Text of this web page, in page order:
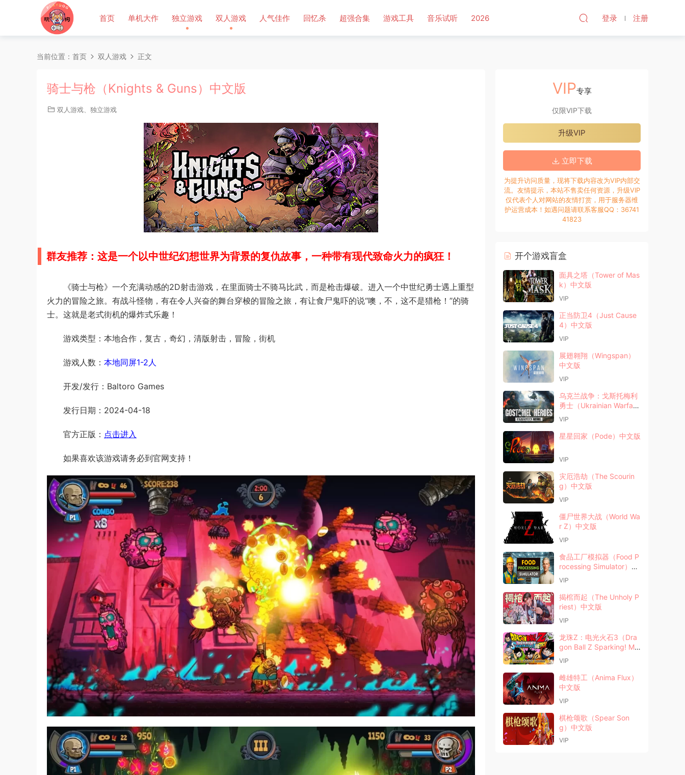
首页 单机大作 独立游戏 双人游戏 人气佳作 回忆杀 超强合集 游戏工具 音乐试听 2026 登录 注册
当前位置： 首页 双人游戏 正文
骑士与枪（Knights & Guns）中文版
双人游戏 独立游戏
群友推荐：这是一个以中世纪幻想世界为背景的复仇故事，一种带有现代致命火力的疯狂！
《骑士与枪》一个充满动感的2D射击游戏，在里面骑士不骑马比武，而是枪击爆破。进入一个中世纪勇士遇上重型
火力的冒险之旅。有战斗怪物，有在令人兴奋的舞台穿梭的冒险之旅，有让食尸鬼吓的说“噢，不，这不是猎枪！”的骑
士。这就是老式街机的爆炸式乐趣！
游戏类型：本地合作，复古，奇幻，清版射击，冒险，街机
游戏人数： 本地同屏1-2人
开发/发行：Baltoro Games
发行日期：2024-04-18
官方正版： 点击进入
如果喜欢该游戏请务必到官网支持！
VIP专享
仅限VIP下载
升级VIP
立即下载
为提升访问质量，现将下载内容改为VIP内部交
流。友情提示，本站不售卖任何资源，升级VIP
仅代表个人对网站的友情打赏，用于服务器维
护运营成本！如遇问题请联系客服QQ：36741
41823
开个游戏盲盒
面具之塔（Tower of Mas
k）中文版
VIP
正当防卫4（Just Cause
4）中文版
VIP
展翅翱翔（Wingspan）
中文版
VIP
乌克兰战争：戈斯托梅利
勇士（Ukrainian Warfar
e: Gostomel Heroes）中
VIP
星星回家（Pode）中文版
VIP
灾厄浩劫（The Scourin
g）中文版
VIP
僵尸世界大战（World Wa
r Z）中文版
VIP
食品工厂模拟器（Food P
rocessing Simulator）中
文版
VIP
揭棺而起（The Unholy P
riest）中文版
VIP
龙珠Z：电光火石3（Dra
gon Ball Z Sparking! Me
teor）中文版
VIP
雌雄特工（Anima Flux）
中文版
VIP
棋枪颂歌（Spear Son
g）中文版
VIP